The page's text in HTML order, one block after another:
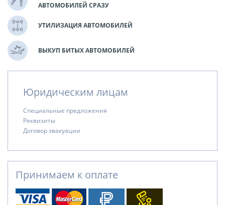
АВТОМОБИЛЕЙ СРАЗУ
УТИЛИЗАЦИЯ АВТОМОБИЛЕЙ
ВЫКУП БИТЫХ АВТОМОБИЛЕЙ
Юридическим лицам
Специальные предложения
Реквизиты
Договор эвакуации
Принимаем к оплате